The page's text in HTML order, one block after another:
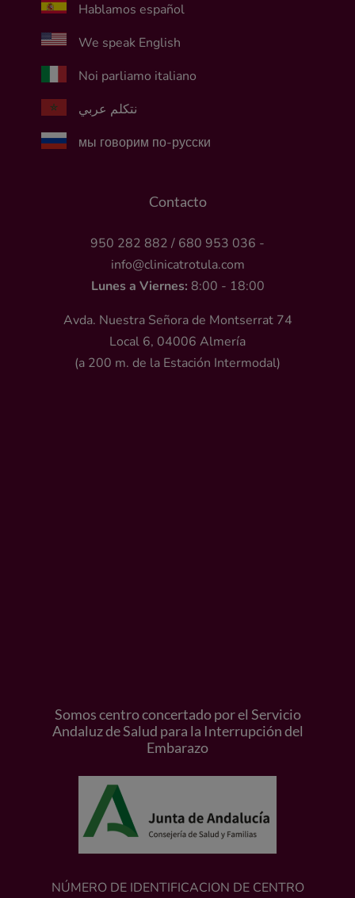
Hablamos español
We speak English
Noi parliamo italiano
نتكلم عربي
мы говорим по-русски
Contacto
950 282 882 / 680 953 036 -
info@clinicatrotula.com
Lunes a Viernes: 8:00 - 18:00
Avda. Nuestra Señora de Montserrat 74
Local 6, 04006 Almería
(a 200 m. de la Estación Intermodal)
Somos centro concertado por el Servicio
Andaluz de Salud para la Interrupción del
Embarazo
NÚMERO DE IDENTIFICACION DE CENTRO